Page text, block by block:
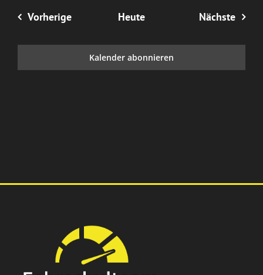
VorherigeVeranstaltungen
Heute Nächste
Kalender abonnieren